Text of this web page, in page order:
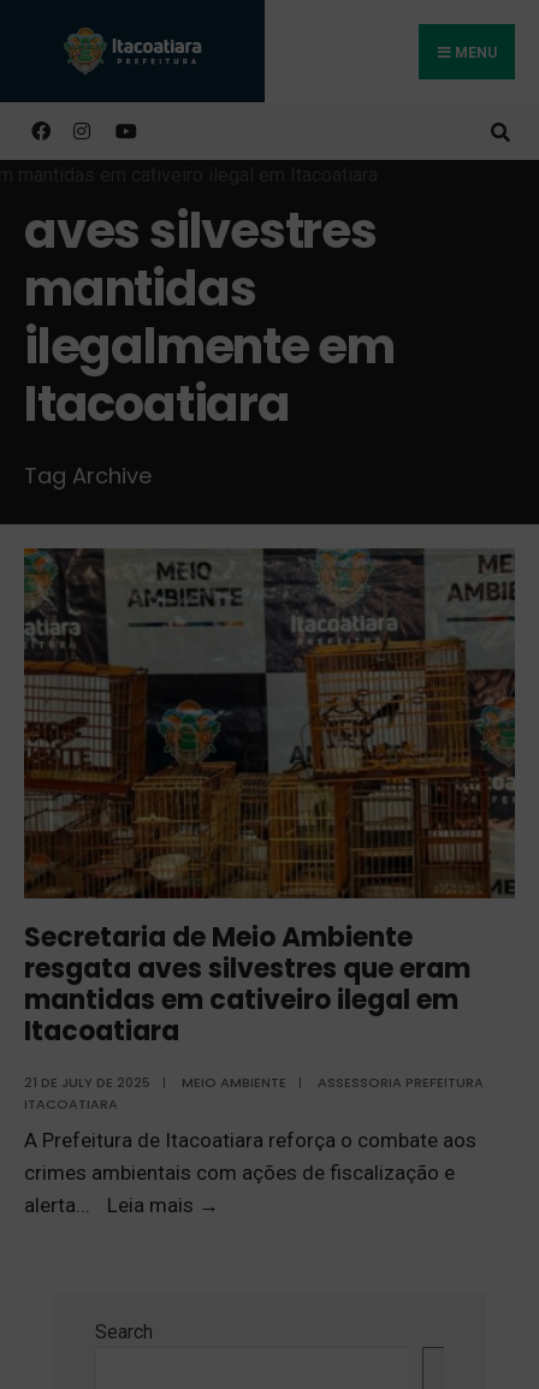
MENU
aves silvestres
mantidas
ilegalmente em
Itacoatiara
Tag Archive
Secretaria de Meio Ambiente
resgata aves silvestres que eram
mantidas em cativeiro ilegal em
Itacoatiara
21 DE JULY DE 2025 | MEIO AMBIENTE |
ASSESSORIA PREFEITURA
ITACOATIARA
A Prefeitura de Itacoatiara reforça o combate aos
crimes ambientais com ações de fiscalização e
alerta... Leia mais →
Search
Buscar